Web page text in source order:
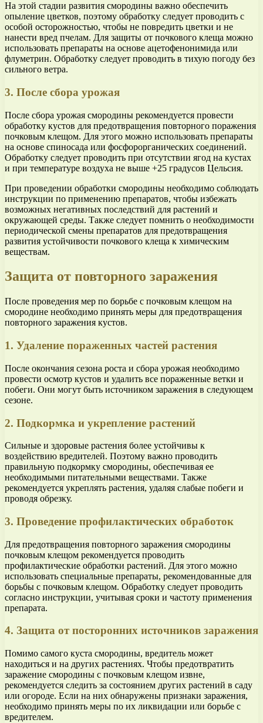
На этой стадии развития смородины важно обеспечить
опыление цветков, поэтому обработку следует проводить с
особой осторожностью, чтобы не повредить цветки и не
нанести вред пчелам. Для защиты от почкового клеща можно
использовать препараты на основе ацетофенонимида или
флуметрин. Обработку следует проводить в тихую погоду без
сильного ветра.
3. После сбора урожая
После сбора урожая смородины рекомендуется провести
обработку кустов для предотвращения повторного поражения
почковым клещом. Для этого можно использовать препараты
на основе спиносада или фосфорорганических соединений.
Обработку следует проводить при отсутствии ягод на кустах
и при температуре воздуха не выше +25 градусов Цельсия.
При проведении обработки смородины необходимо соблюдать
инструкции по применению препаратов, чтобы избежать
возможных негативных последствий для растений и
окружающей среды. Также следует помнить о необходимости
периодической смены препаратов для предотвращения
развития устойчивости почкового клеща к химическим
веществам.
Защита от повторного заражения
После проведения мер по борьбе с почковым клещом на
смородине необходимо принять меры для предотвращения
повторного заражения кустов.
1. Удаление пораженных частей растения
После окончания сезона роста и сбора урожая необходимо
провести осмотр кустов и удалить все пораженные ветки и
побеги. Они могут быть источником заражения в следующем
сезоне.
2. Подкормка и укрепление растений
Сильные и здоровые растения более устойчивы к
воздействию вредителей. Поэтому важно проводить
правильную подкормку смородины, обеспечивая ее
необходимыми питательными веществами. Также
рекомендуется укреплять растения, удаляя слабые побеги и
проводя обрезку.
3. Проведение профилактических обработок
Для предотвращения повторного заражения смородины
почковым клещом рекомендуется проводить
профилактические обработки растений. Для этого можно
использовать специальные препараты, рекомендованные для
борьбы с почковым клещом. Обработку следует проводить
согласно инструкции, учитывая сроки и частоту применения
препарата.
4. Защита от посторонних источников заражения
Помимо самого куста смородины, вредитель может
находиться и на других растениях. Чтобы предотвратить
заражение смородины с почковым клещом извне,
рекомендуется следить за состоянием других растений в саду
или огороде. Если на них обнаружены признаки заражения,
необходимо принять меры по их ликвидации или борьбе с
вредителем.